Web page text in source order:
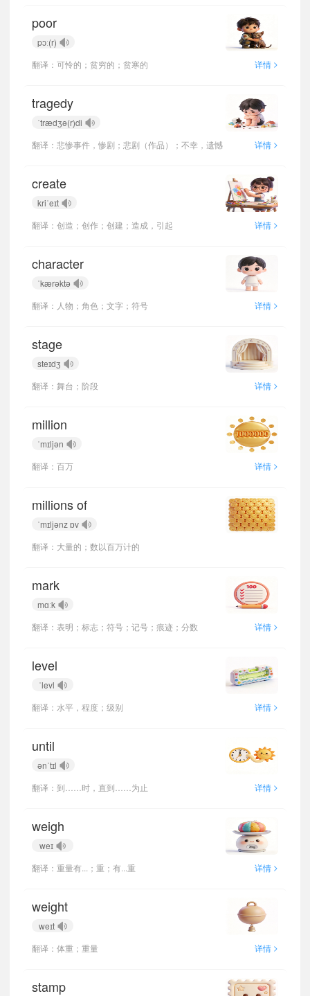
poor
pɔː(r)
翻译：可怜的；贫穷的；贫寒的
详情 >
tragedy
ˈtrædʒə(r)di
翻译：悲惨事件，惨剧；悲剧（作品）；不幸，遗憾
详情 >
create
kriˈeɪt
翻译：创造；创作；创建；造成，引起
详情 >
character
ˈkærəktə
翻译：人物；角色；文字；符号
详情 >
stage
steɪdʒ
翻译：舞台；阶段
详情 >
million
ˈmɪljən
翻译：百万
详情 >
millions of
ˈmɪljənz ɒv
翻译：大量的；数以百万计的
mark
mɑːk
翻译：表明；标志；符号；记号；痕迹；分数
详情 >
level
ˈlevl
翻译：水平，程度；级别
详情 >
until
ənˈtɪl
翻译：到……时，直到……为止
详情 >
weigh
weɪ
翻译：重量有...；重；有...重
详情 >
weight
weɪt
翻译：体重；重量
详情 >
stamp